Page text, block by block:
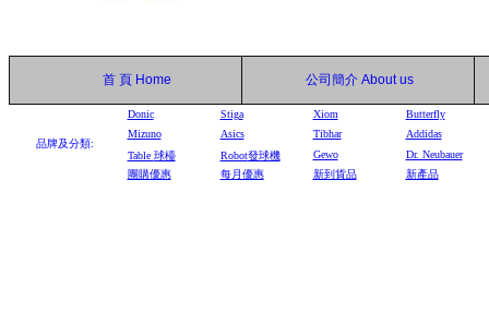
首 頁 Home 公司簡介 About us
品牌及分類:
Donic Stiga Xiom Butterfly
Mizuno
Asics Tibhar Addidas
Table 球檯 Robot發球機 Gewo Dr. Neubauer
團購優惠
每月優惠 新到貨品 新產品